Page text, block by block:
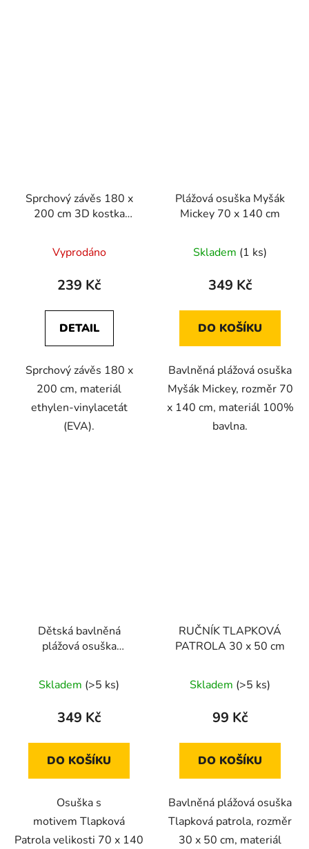
Sprchový závěs 180 x
200 cm 3D kostka
Vyprodáno
239 Kč
DETAIL
Sprchový závěs 180 x
200 cm, materiál
ethylen-vinylacetát
(EVA).
Plážová osuška Myšák
Mickey 70 x 140 cm
Skladem (1 ks)
349 Kč
DO KOŠÍKU
Bavlněná plážová osuška
Myšák Mickey, rozměr 70
x 140 cm, materiál 100%
bavlna.
Dětská bavlněná
plážová osuška
140 cm
Skladem (>5 ks)
349 Kč
DO KOŠÍKU
Osuška s
motivem Tlapková
Patrola velikosti 70 x 140
RUČNÍK TLAPKOVÁ
PATROLA 30 x 50 cm
Skladem (>5 ks)
99 Kč
DO KOŠÍKU
Bavlněná plážová osuška
Tlapková patrola, rozměr
30 x 50 cm, materiál